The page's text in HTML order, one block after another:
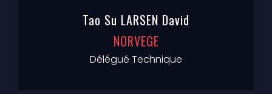
Tao Su LARSEN David
NORVEGE
Délégué Technique